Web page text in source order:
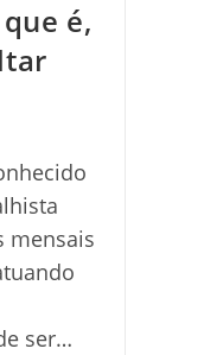
é,
mensais
ser…